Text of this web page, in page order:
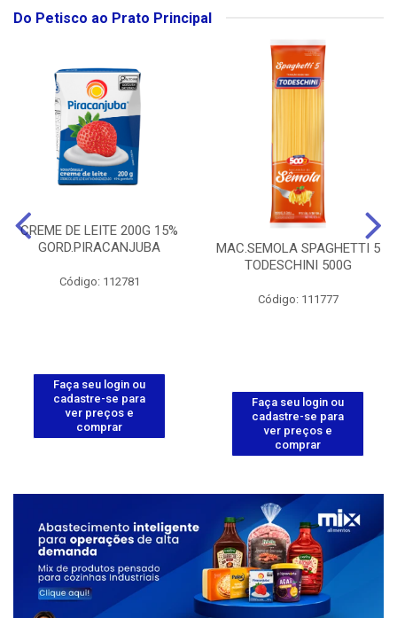
Do Petisco ao Prato Principal
CREME DE LEITE 200G 15%
GORD.PIRACANJUBA
Código: 112781
Faça seu login ou
cadastre-se para
ver preços e
comprar
MAC.SEMOLA SPAGHETTI 5
TODESCHINI 500G
Código: 111777
Faça seu login ou
cadastre-se para
ver preços e
comprar